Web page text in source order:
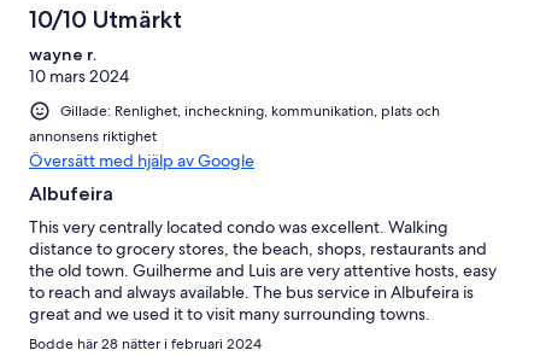
10/10 Utmärkt
wayne r.
10 mars 2024
Gillade: Renlighet, incheckning, kommunikation, plats och
annonsens riktighet
Översätt med hjälp av Google
Albufeira
This very centrally located condo was excellent. Walking
distance to grocery stores, the beach, shops, restaurants and
the old town. Guilherme and Luis are very attentive hosts, easy
to reach and always available. The bus service in Albufeira is
great and we used it to visit many surrounding towns.
Wonderful holiday!
Bodde här 28 nätter i februari 2024